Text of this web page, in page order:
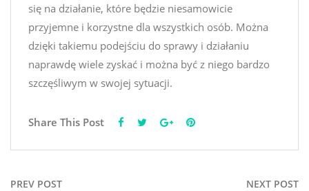
się na działanie, które będzie niesamowicie
przyjemne i korzystne dla wszystkich osób. Można
dzięki takiemu podejściu do sprawy i działaniu
naprawdę wiele zyskać i można być z niego bardzo
szczęśliwym w swojej sytuacji.
Share This Post
PREV POST NEXT POST